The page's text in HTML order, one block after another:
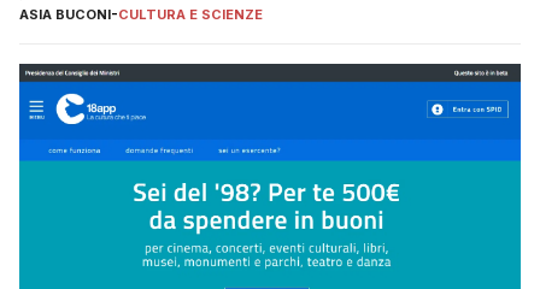
ASIA BUCONI-CULTURA E SCIENZE